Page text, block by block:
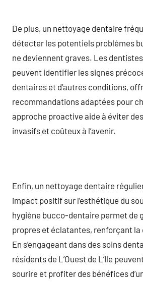
De plus, un nettoyage dentaire
détecter les potentiels problèmes
ne deviennent graves. Les
peuvent identifier les signes
dentaires et d’autres conditions,
recommandations adaptées pour
approche proactive aide à éviter
invasifs et coûteux à l’avenir.
Enfin, un nettoyage dentaire
impact positif sur l’esthétique du
hygiène bucco-dentaire permet de
propres et éclatantes, renforçant la
En s’engageant dans des soins
résidents de L’Ouest de L’Ile
sourire et profiter des bénéfices